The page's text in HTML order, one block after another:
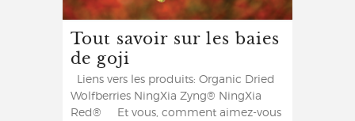
Tout savoir sur les baies
de goji
Liens vers les produits: Organic Dried
Wolfberries NingXia Zyng® NingXia
Red® Et vous, comment aimez-vous